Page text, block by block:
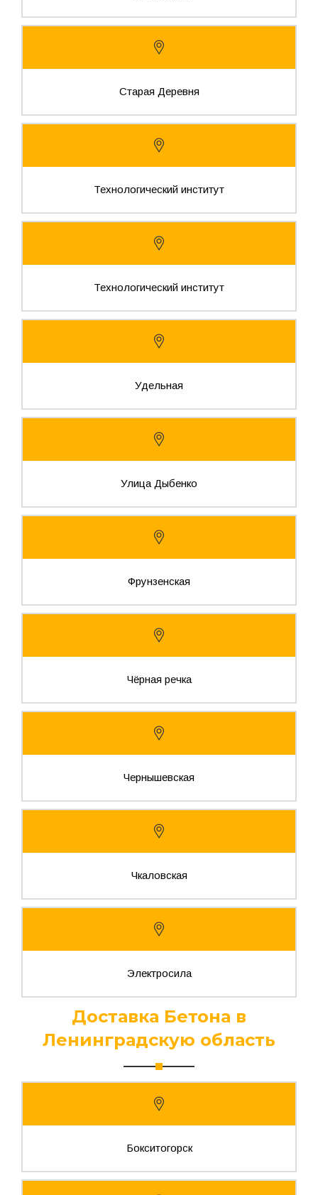
Старая Деревня
Технологический институт
Технологический институт
Удельная
Улица Дыбенко
Фрунзенская
Чёрная речка
Чернышевская
Чкаловская
Электросила
Доставка Бетона в
Ленинградскую область
Бокситогорск